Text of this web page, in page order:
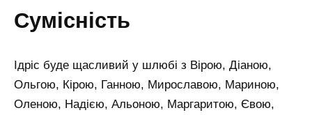
сумісність
Ідріс буде щасливий у шлюбі з Вірою, Діаною,
Ольгою, Кірою, Ганною, Мирославою, Мариною,
Оленою, Надією, Альоною, Маргаритою, Євою,